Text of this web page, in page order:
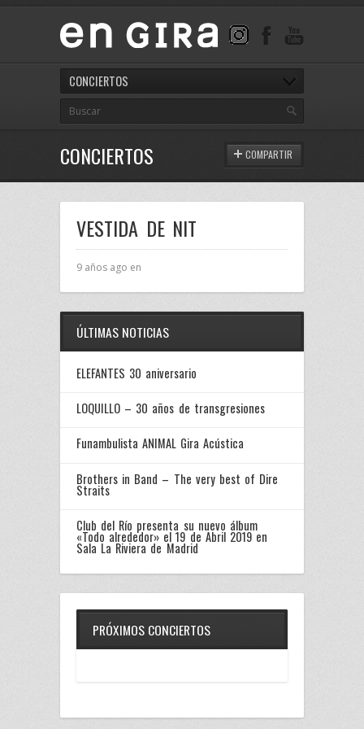
CONCIERTOS
CONCIERTOS COMPARTIR
VESTIDA DE NIT
9 años ago en
ÚLTIMAS NOTICIAS
ELEFANTES 30 aniversario
LOQUILLO – 30 años de transgresiones
Funambulista ANIMAL Gira Acústica
Brothers in Band – The very best of Dire
Straits
Club del Río presenta su nuevo álbum
«Todo alrededor» el 19 de Abril 2019 en
Sala La Riviera de Madrid
PRÓXIMOS CONCIERTOS